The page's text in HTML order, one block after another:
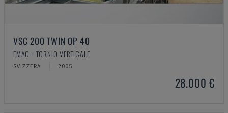
VSC 200 TWIN OP 40
EMAG - TORNIO VERTICALE
SVIZZERA 2005
28.000 €